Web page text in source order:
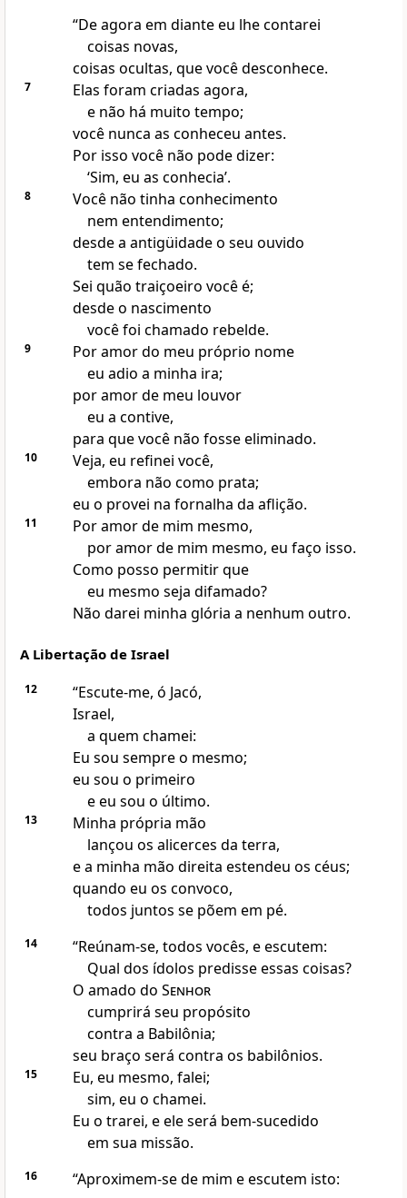
“De agora em diante eu lhe contarei
coisas novas,
coisas ocultas, que você desconhece.
7
Elas foram criadas agora,
e não há muito tempo;
você nunca as conheceu antes.
Por isso você não pode dizer:
‘Sim, eu as conhecia’.
8
Você não tinha conhecimento
nem entendimento;
desde a antigüidade o seu ouvido
tem se fechado.
Sei quão traiçoeiro você é;
desde o nascimento
você foi chamado rebelde.
9
Por amor do meu próprio nome
eu adio a minha ira;
por amor de meu louvor
eu a contive,
para que você não fosse eliminado.
10
Veja, eu refinei você,
embora não como prata;
eu o provei na fornalha da aflição.
11
Por amor de mim mesmo,
por amor de mim mesmo, eu faço isso.
Como posso permitir que
eu mesmo seja difamado?
Não darei minha glória a nenhum outro.
A Libertação de Israel
12
“Escute-me, ó Jacó,
Israel,
a quem chamei:
Eu sou sempre o mesmo;
eu sou o primeiro
e eu sou o último.
13
Minha própria mão
lançou os alicerces da terra,
e a minha mão direita estendeu os céus;
quando eu os convoco,
todos juntos se põem em pé.
14
“Reúnam-se, todos vocês, e escutem:
Qual dos ídolos predisse essas coisas?
O amado do Senhor
cumprirá seu propósito
contra a Babilônia;
seu braço será contra os babilônios.
15
Eu, eu mesmo, falei;
sim, eu o chamei.
Eu o trarei, e ele será bem-sucedido
em sua missão.
16 “Aproximem-se de mim e escutem isto: